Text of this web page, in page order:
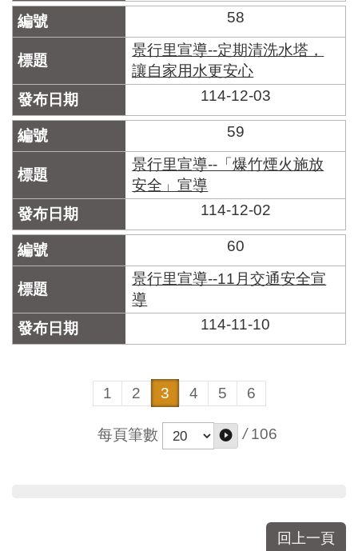
58
景行里宣導--定期清洗水塔，
讓自家用水更安心
114-12-03
59
景行里宣導--「爆竹煙火施放
安全」宣導
114-12-02
60
景行里宣導--11月交通安全宣
導
114-11-10
1 2 3 4 5 6
每頁筆數 / 106
回上一頁